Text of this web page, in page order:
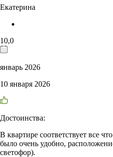
Екатерина
10,0
январь 2026
10 января 2026
Достоинства:
В квартире соответствует все
было очень удобно,
светофор).